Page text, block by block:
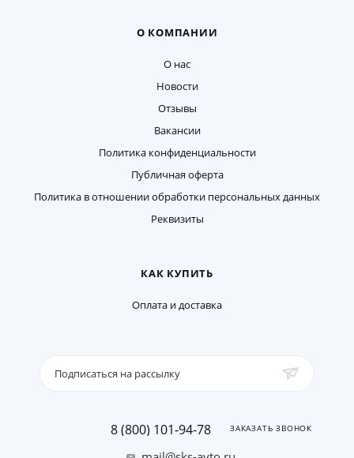
О КОМПАНИИ
О нас
Новости
Отзывы
Вакансии
Политика конфиденциальности
Публичная оферта
Политика в отношении обработки персональных данных
Реквизиты
КАК КУПИТЬ
Оплата и доставка
Подписаться на рассылку
8 (800) 101-94-78 ЗАКАЗАТЬ ЗВОНОК